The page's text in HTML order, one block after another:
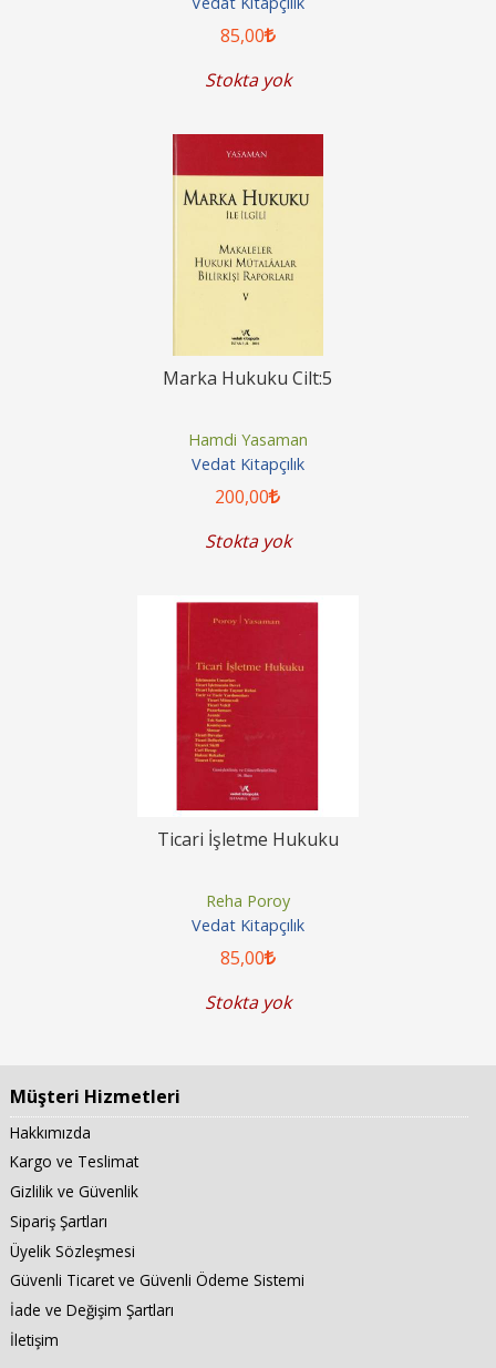
85,00
Stokta yok
Marka Hukuku Cilt:5
Hamdi Yasaman
Vedat Kitapçılık
200,00
Stokta yok
Ticari İşletme Hukuku
Reha Poroy
Vedat Kitapçılık
85,00
Stokta yok
Müşteri Hizmetleri
Hakkımızda
Kargo ve Teslimat
Gizlilik ve Güvenlik
Sipariş Şartları
Üyelik Sözleşmesi
Güvenli Ticaret ve Güvenli Ödeme Sistemi
İade ve Değişim Şartları
İletişim